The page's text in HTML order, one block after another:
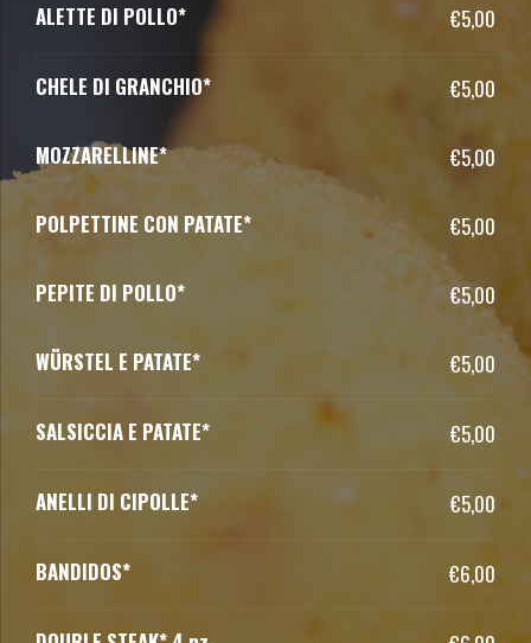
ALETTE DI POLLO* €5,00
CHELE DI GRANCHIO* €5,00
MOZZARELLINE* €5,00
POLPETTINE CON PATATE* €5,00
PEPITE DI POLLO* €5,00
WÜRSTEL E PATATE* €5,00
SALSICCIA E PATATE* €5,00
ANELLI DI CIPOLLE* €5,00
BANDIDOS* €6,00